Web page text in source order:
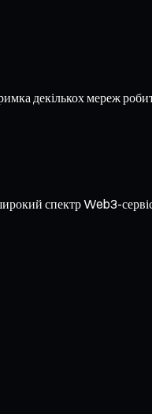
декількох мереж
спектр Web3-